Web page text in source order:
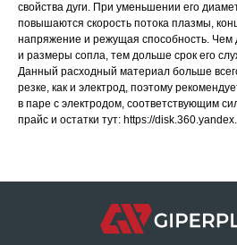
свойства дуги. При уменьшении его
повышаются скорость потока плазмы,
напряжение и режущая способность.
и размеры сопла, тем дольше срок его
Данный расходный материал больше
резке, как и электрод, поэтому
в паре с электродом, соответствующим
прайс и остатки тут: https://
Главная
Продукция
Проекты
Новости
Карта сайта mdpm.ae